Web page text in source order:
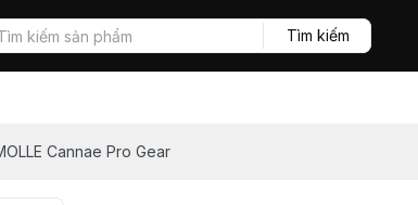
Tìm kiếm
Cannae Pro Gear